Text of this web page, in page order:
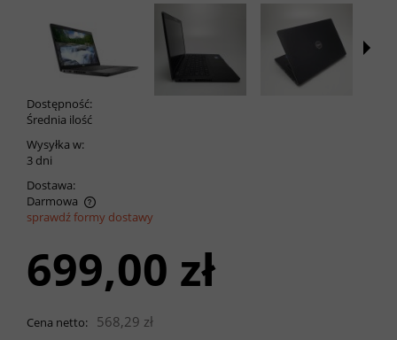
Dostępność:
Średnia ilość
Wysyłka w:
3 dni
Dostawa:
Darmowa
sprawdź formy dostawy
699,00 zł
Cena netto: 568,29 zł